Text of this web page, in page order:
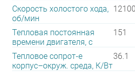
Скорость холостого хода,
об/мин
12100
Тепловая постоянная
времени двигателя, с
151
Тепловое сопрот-е
корпус–окруж. среда, К/Вт
36.1